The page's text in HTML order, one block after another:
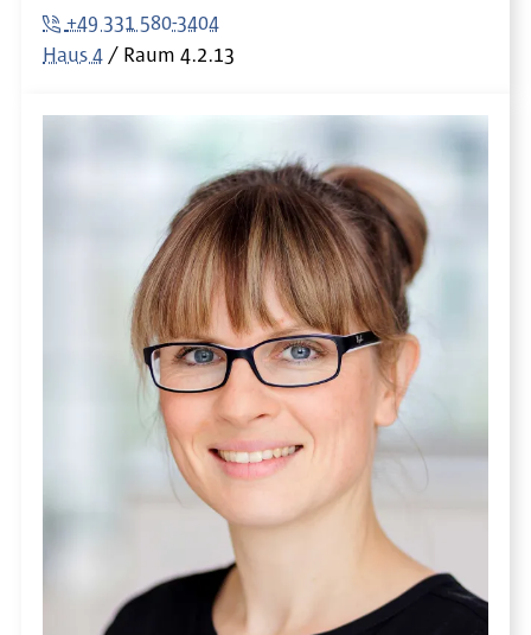
+49 331 580-3404
Haus 4
Raum 4.2.13